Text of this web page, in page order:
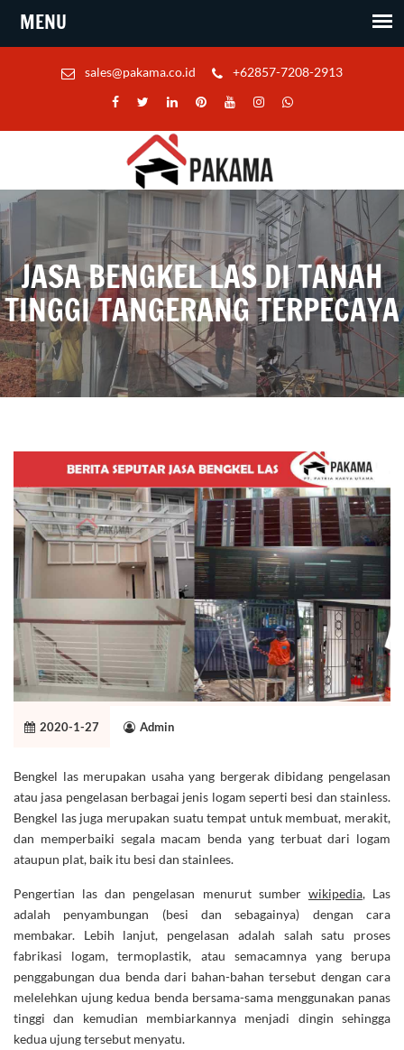
sales@pakama.co.id +62857-7208-2913
JASA BENGKEL LAS DI TANAH
TINGGI TANGERANG TERPECAYA
2020-1-27 Admin
Bengkel las merupakan usaha yang bergerak dibidang pengelasan
atau jasa pengelasan berbagai jenis logam seperti besi dan stainless.
Bengkel las juga merupakan suatu tempat untuk membuat, merakit,
dan memperbaiki segala macam benda yang terbuat dari logam
ataupun plat, baik itu besi dan stainlees.
Pengertian las dan pengelasan menurut sumber wikipedia, Las
adalah penyambungan (besi dan sebagainya) dengan cara
membakar. Lebih lanjut, pengelasan adalah salah satu proses
fabrikasi logam, termoplastik, atau semacamnya yang berupa
penggabungan dua benda dari bahan-bahan tersebut dengan cara
melelehkan ujung kedua benda bersama-sama menggunakan panas
tinggi dan kemudian membiarkannya menjadi dingin sehingga
kedua ujung tersebut menyatu.